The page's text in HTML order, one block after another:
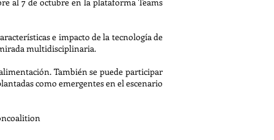
e impacto de la tecnología de
multidisciplinaria.
También se puede participar
como emergentes en el escenario